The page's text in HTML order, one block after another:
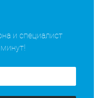
и специалист